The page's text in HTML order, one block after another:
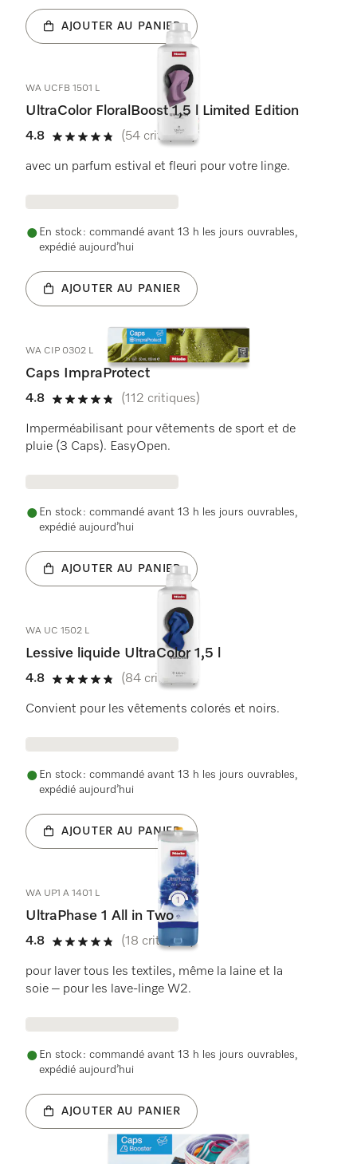
AJOUTER AU PANIER
WA UCFB 1501 L
UltraColor FloralBoost 1,5 l Limited Edition
4.8
4.8 étoiles sur 5
(54 critiques)
avec un parfum estival et fleuri pour votre linge.
En stock : commandé avant 13 h les jours ouvrables,
expédié aujourd’hui
AJOUTER AU PANIER
WA CIP 0302 L
Caps ImpraProtect
4.8
4.8 étoiles sur 5
(112 critiques)
Imperméabilisant pour vêtements de sport et de
pluie (3 Caps). EasyOpen.
En stock : commandé avant 13 h les jours ouvrables,
expédié aujourd’hui
AJOUTER AU PANIER
WA UC 1502 L
Lessive liquide UltraColor 1,5 l
4.8
4.8 étoiles sur 5
(84 critiques)
Convient pour les vêtements colorés et noirs.
En stock : commandé avant 13 h les jours ouvrables,
expédié aujourd’hui
AJOUTER AU PANIER
WA UP1 A 1401 L
UltraPhase 1 All in Two
4.8
4.8 étoiles sur 5
(18 critiques)
pour laver tous les textiles, même la laine et la
soie – pour les lave-linge W2.
En stock : commandé avant 13 h les jours ouvrables,
expédié aujourd’hui
AJOUTER AU PANIER